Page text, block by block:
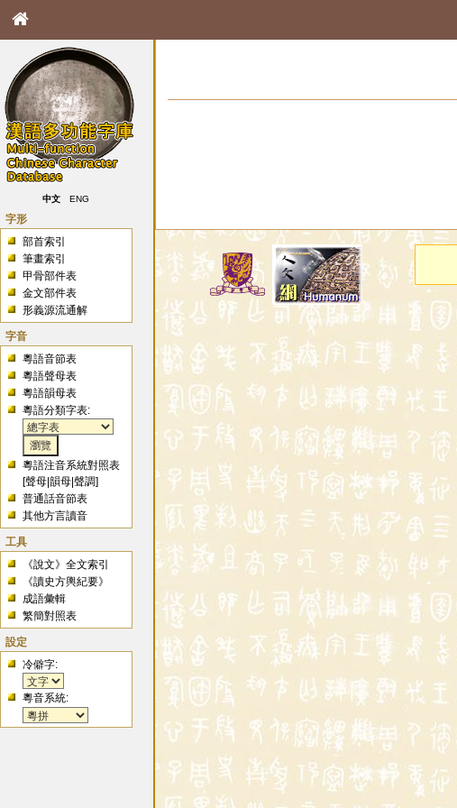
中文 ENG
字形
部首索引
筆畫索引
甲骨部件表
金文部件表
形義源流通解
字音
粵語音節表
粵語聲母表
粵語韻母表
粵語分類字表:
粵語注音系統對照表
[聲母 |韻母 |聲調]
普通話音節表
其他方言讀音
工具
《說文》全文索引
《讀史方輿紀要》
成語彙輯
繁簡對照表
設定
冷僻字:
粵音系統: